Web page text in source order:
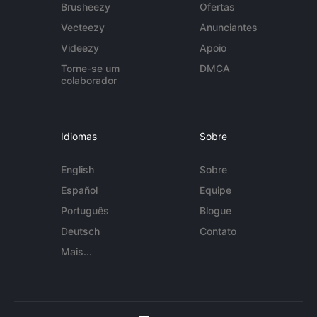
Brusheezy
Vecteezy
Videezy
Torne-se um
colaborador
Ofertas
Anunciantes
Apoio
DMCA
Idiomas
English
Español
Português
Deutsch
Mais...
Sobre
Sobre
Equipe
Blogue
Contato